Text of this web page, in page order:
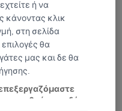
για κάθε
με τις Τιμές
ή να
κάνοντας κλικ
στη σελίδα
θα
μας και δε θα
τα εξής: